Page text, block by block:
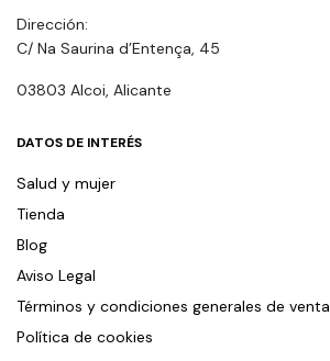
Dirección:
C/ Na Saurina d’Entença, 45
03803 Alcoi, Alicante
DATOS DE INTERÉS
Salud y mujer
Tienda
Blog
Aviso Legal
Términos y condiciones generales de venta
Política de cookies